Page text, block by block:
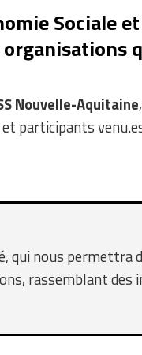
Sociale
Nouvelle-Aquitaine
participants
qui nous permettra
rassemblant